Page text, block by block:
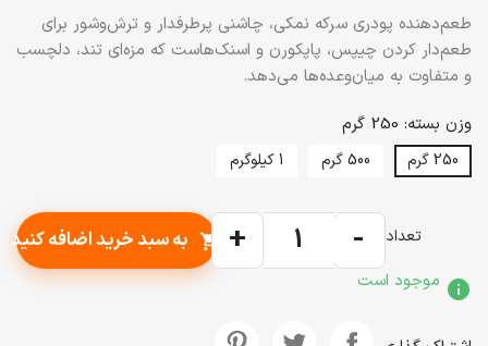
طعم‌دهنده پودری سرکه نمکی، چاشنی پرطرفدار و ترش‌وشور برای
طعم‌دار کردن چیپس، پاپکورن و اسنک‌هاست که مزه‌ای تند، دلچسب
و متفاوت به میان‌وعده‌ها می‌دهد.
وزن بسته: 250 گرم
250 گرم 500 گرم 1 کیلوگرم
تعداد -
+
shopping_cart به سبد خرید اضافه کنید
info موجود است